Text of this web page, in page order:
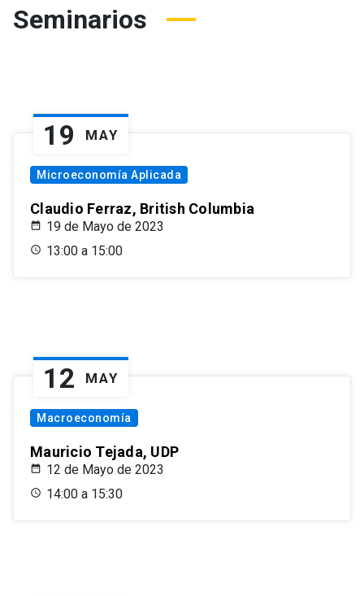
Seminarios
19 MAY
Microeconomía Aplicada
Claudio Ferraz, British Columbia
19 de Mayo de 2023
13:00 a 15:00
12 MAY
Macroeconomía
Mauricio Tejada, UDP
12 de Mayo de 2023
14:00 a 15:30